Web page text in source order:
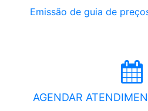
Emissão de guia de
AGENDAR